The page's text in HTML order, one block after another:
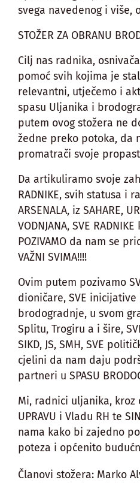
svega navedenog i više,
STOŽER ZA OBRANU
Cilj nas radnika,
pomoć svih kojima je
relevantni, utječemo i
spasu Uljanika i
putem ovog stožera ne
žedne preko potoka, da
promatrači svoje
Da artikuliramo svoje
RADNIKE, svih statusa i
ARSENALA, iz SAHARE,
VODNJANA, SVE
POZIVAMO da nam se
VAŽNI SVIMA!!!!
Ovim putem pozivamo
dioničare, SVE
brodogradnje, u svom
Splitu, Trogiru a i šire,
SIKD, JS, SMH, SVE
cjelini da nam daju
partneri u SPASU
Mi, radnici uljanika, kroz
UPRAVU i Vladu RH te
nama kako bi zajedno
poteza i općenito
Članovi stožera: Marko